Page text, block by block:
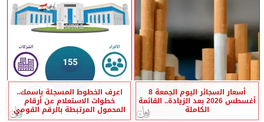
أسعار السجائر اليوم الجمعة 8
أغسطس 2026 بعد الزيادة.. القائمة
الكاملة
اعرف الخطوط المسجلة باسمك..
خطوات الاستعلام عن أرقام
المحمول المرتبطة بالرقم القومي